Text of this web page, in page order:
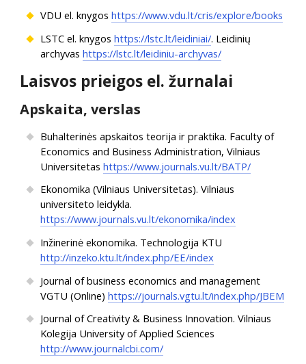
VDU el. knygoshttps://www.vdu.lt/cris/explore/books
LSTC el. knygoshttps://lstc.lt/leidiniai/. Leidinių
archyvashttps://lstc.lt/leidiniu-archyvas/
Laisvos prieigos el. žurnalai
Apskaita, verslas
Buhalterinės apskaitos teorija ir praktika. Faculty of
Economics and Business Administration, Vilniaus
Universitetashttps://www.journals.vu.lt/BATP/
Ekonomika (Vilniaus Universitetas). Vilniaus
universiteto leidykla.
https://www.journals.vu.lt/ekonomika/index
Inžinerinė ekonomika. Technologija KTU
http://inzeko.ktu.lt/index.php/EE/index
Journal of business economics and management
VGTU (Online)https://journals.vgtu.lt/index.php/JBEM
Journal of Creativity & Business Innovation. Vilniaus
Kolegija University of Applied Sciences
http://www.journalcbi.com/